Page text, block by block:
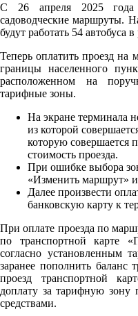
С 26 апреля 2025 года
садоводческие маршруты.
будут работать 54
Теперь оплатить проезд
границы населенного
расположенном на
тарифные зоны.
На экране терминала
из которой
которую совершается
стоимость проезда.
При ошибке выбора
«Изменить маршрут»
Далее произвести
банковскую карту к
При оплате проезда по
по транспортной карте
согласно установленным
заранее пополнить баланс
проезд транспортной
доплату за тарифную
средствами.